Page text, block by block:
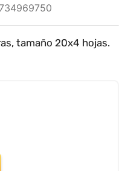
tamaño 20x4 hojas.